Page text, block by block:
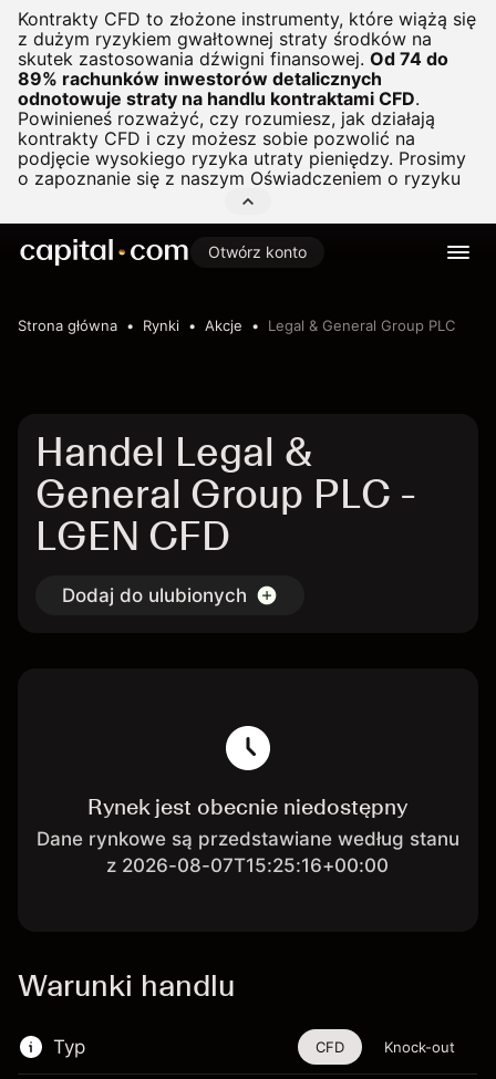
Kontrakty CFD to złożone instrumenty, które wiążą się
z dużym ryzykiem gwałtownej straty środków na
skutek zastosowania dźwigni finansowej. Od 74 do
89% rachunków inwestorów detalicznych
odnotowuje straty na handlu kontraktami CFD.
Powinieneś rozważyć, czy rozumiesz, jak działają
kontrakty CFD i czy możesz sobie pozwolić na
podjęcie wysokiego ryzyka utraty pieniędzy. Prosimy
o zapoznanie się z naszym Oświadczeniem o ryzyku
Otwórz konto
Strona główna Rynki Akcje Legal & General Group PLC
Handel Legal &
General Group PLC -
LGEN CFD
Dodaj do ulubionych
Rynek jest obecnie niedostępny
Dane rynkowe są przedstawiane według stanu
z 2026-08-07T15:25:16+00:00
Warunki handlu
Typ CFD Knock-out